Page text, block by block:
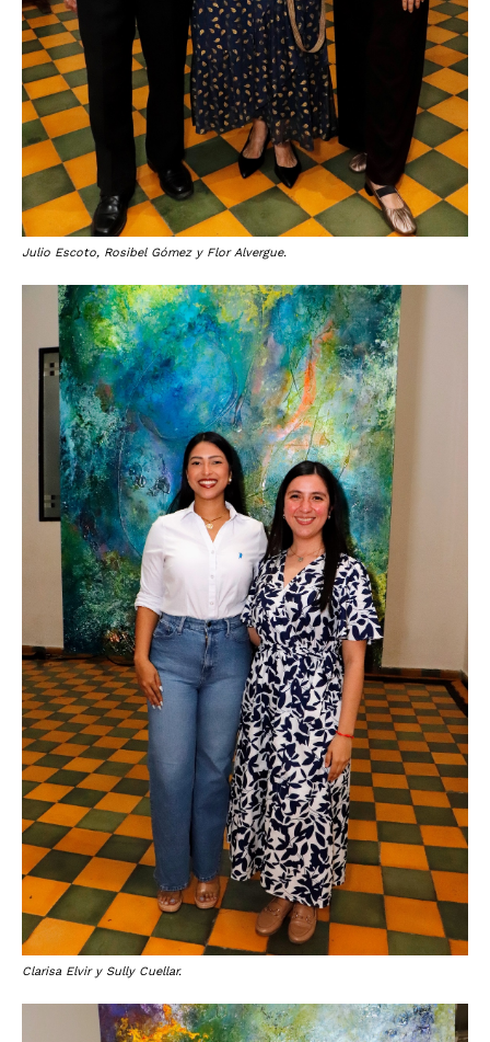
Julio Escoto, Rosibel Gómez y Flor Alvergue.
Clarisa Elvir y Sully Cuellar.